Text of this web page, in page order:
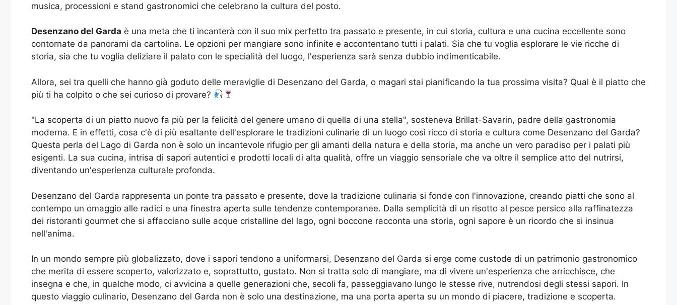
musica, processioni e stand gastronomici che celebrano la cultura del posto.
Desenzano del Garda è una meta che ti incanterà con il suo mix perfetto tra passato e presente, in cui storia, cultura e una cucina eccellente sono
contornate da panorami da cartolina. Le opzioni per mangiare sono infinite e accontentano tutti i palati. Sia che tu voglia esplorare le vie ricche di
storia, sia che tu voglia deliziare il palato con le specialità del luogo, l'esperienza sarà senza dubbio indimenticabile.
Allora, sei tra quelli che hanno già goduto delle meraviglie di Desenzano del Garda, o magari stai pianificando la tua prossima visita? Qual è il piatto che
più ti ha colpito o che sei curioso di provare?
"La scoperta di un piatto nuovo fa più per la felicità del genere umano di quella di una stella", sosteneva Brillat-Savarin, padre della gastronomia
moderna. E in effetti, cosa c'è di più esaltante dell'esplorare le tradizioni culinarie di un luogo così ricco di storia e cultura come Desenzano del Garda?
Questa perla del Lago di Garda non è solo un incantevole rifugio per gli amanti della natura e della storia, ma anche un vero paradiso per i palati più
esigenti. La sua cucina, intrisa di sapori autentici e prodotti locali di alta qualità, offre un viaggio sensoriale che va oltre il semplice atto del nutrirsi,
diventando un'esperienza culturale profonda.
Desenzano del Garda rappresenta un ponte tra passato e presente, dove la tradizione culinaria si fonde con l'innovazione, creando piatti che sono al
contempo un omaggio alle radici e una finestra aperta sulle tendenze contemporanee. Dalla semplicità di un risotto al pesce persico alla raffinatezza
dei ristoranti gourmet che si affacciano sulle acque cristalline del lago, ogni boccone racconta una storia, ogni sapore è un ricordo che si insinua
nell'anima.
In un mondo sempre più globalizzato, dove i sapori tendono a uniformarsi, Desenzano del Garda si erge come custode di un patrimonio gastronomico
che merita di essere scoperto, valorizzato e, soprattutto, gustato. Non si tratta solo di mangiare, ma di vivere un'esperienza che arricchisce, che
insegna e che, in qualche modo, ci avvicina a quelle generazioni che, secoli fa, passeggiavano lungo le stesse rive, nutrendosi degli stessi sapori. In
questo viaggio culinario, Desenzano del Garda non è solo una destinazione, ma una porta aperta su un mondo di piacere, tradizione e scoperta.